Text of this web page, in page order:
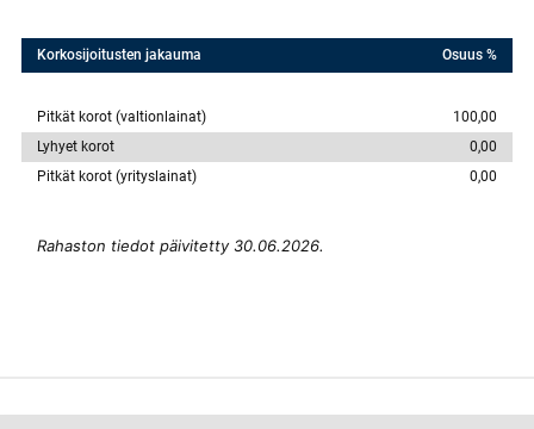
Korkosijoitusten jakauma Osuus %
Pitkät korot (valtionlainat)
100,00
Lyhyet korot
0,00
Pitkät korot (yrityslainat)
0,00
Rahaston tiedot päivitetty 30.06.2026.